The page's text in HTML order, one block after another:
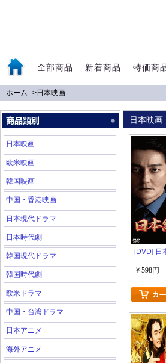
全部商品 新着商品 特価商
ホーム-->日本映画
日本映画
欧米映画
韓国映画
中国・香港映画
日本現代ドラマ
日本時代劇
韓国現代ドラマ
韓国時代劇
欧米ドラマ
中国・台湾ドラマ
日本アニメ
海外アニメ
日本映
[DVD] 日
￥598円